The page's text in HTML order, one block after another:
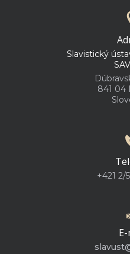
Slavistický
841 04
+421 2/